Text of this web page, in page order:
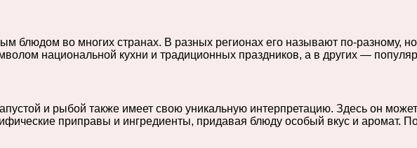
блюдом во многих странах. В разных регионах его называют по-разному,
национальной кухни и традиционных праздников, а в других —
и рыбой также имеет свою уникальную интерпретацию. Здесь он
приправы и ингредиенты, придавая блюду особый вкус и аромат.